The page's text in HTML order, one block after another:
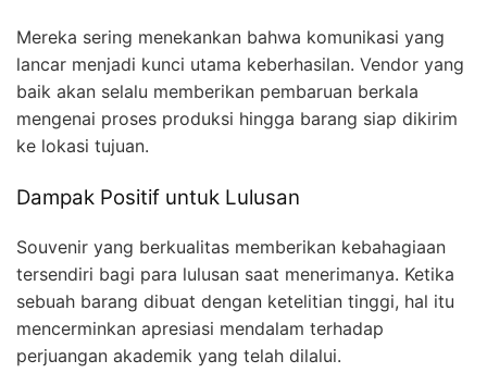
Mereka sering menekankan bahwa komunikasi yang
lancar menjadi kunci utama keberhasilan. Vendor yang
baik akan selalu memberikan pembaruan berkala
mengenai proses produksi hingga barang siap dikirim
ke lokasi tujuan.
Dampak Positif untuk Lulusan
Souvenir yang berkualitas memberikan kebahagiaan
tersendiri bagi para lulusan saat menerimanya. Ketika
sebuah barang dibuat dengan ketelitian tinggi, hal itu
mencerminkan apresiasi mendalam terhadap
perjuangan akademik yang telah dilalui.